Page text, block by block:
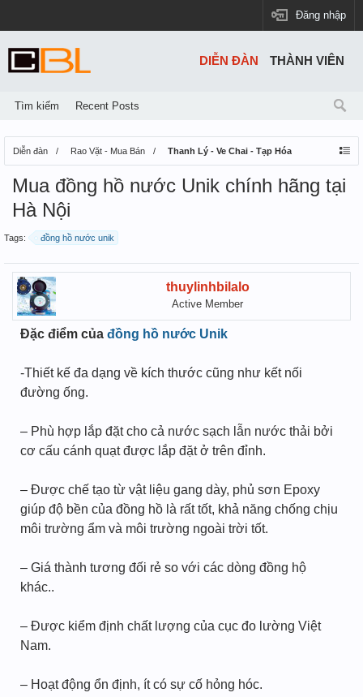
Đăng nhập
Diễn đàn Rao Vặt - Mua Bán Thanh Lý - Ve Chai - Tạp Hóa
Mua đồng hồ nước Unik chính hãng tại
Hà Nội
Tags: đồng hồ nước unik
thuylinhbilalo
Active Member
Đặc điểm của đồng hồ nước Unik
-Thiết kế đa dạng về kích thước cũng như kết nối
đường ống.
– Phù hợp lắp đặt cho cả nước sạch lẫn nước thải bởi
cơ cấu cánh quạt được lắp đặt ở trên đỉnh.
– Được chế tạo từ vật liệu gang dày, phủ sơn Epoxy
giúp độ bền của đồng hồ là rất tốt, khả năng chống chịu
môi trường ẩm và môi trường ngoài trời tốt.
– Giá thành tương đối rẻ so với các dòng đồng hộ
khác..
– Được kiểm định chất lượng của cục đo lường Việt
Nam.
– Hoạt động ổn định, ít có sự cố hỏng hóc.
DIỄN ĐÀN
Tìm kiếm Recent Posts
THÀNH VIÊN